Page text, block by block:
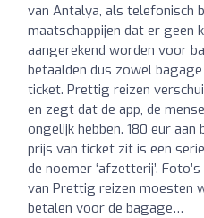
van Antalya, als telefonisch
maatschappijen dat er geen
aangerekend worden voor
betaalden dus zowel
ticket. Prettig reizen
en zegt dat de app, de
ongelijk hebben. 180 eur
prijs van ticket zit is een
de noemer ‘afzetterij’.
van Prettig reizen moesten
betalen voor de bagage…